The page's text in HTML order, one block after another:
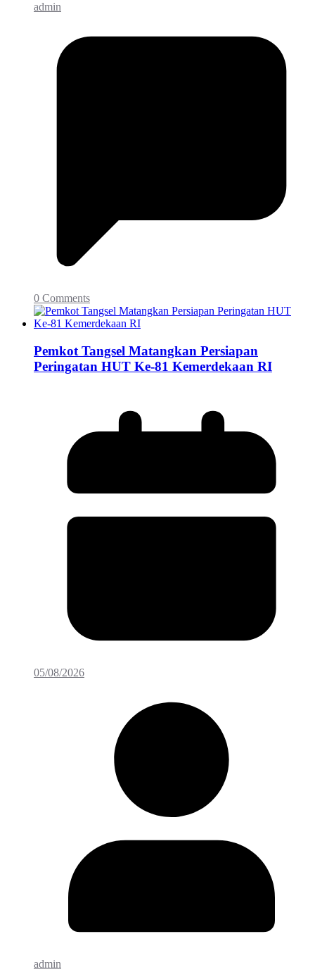
admin
0 Comments
Pemkot Tangsel Matangkan Persiapan
Peringatan HUT Ke-81 Kemerdekaan RI
05/08/2026
admin